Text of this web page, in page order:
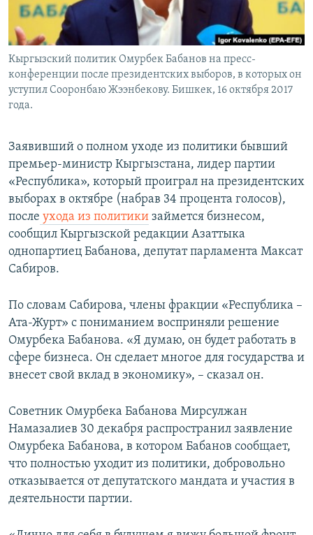
Кыргызский политик Омурбек Бабанов на пресс-
конференции после президентских выборов, в которых он
уступил Сооронбаю Жээнбекову. Бишкек, 16 октября 2017
года.
Заявивший о полном уходе из политики бывший
премьер-министр Кыргызстана, лидер партии
«Республика», который проиграл на президентских
выборах в октябре (набрав 34 процента голосов),
после ухода из политики займется бизнесом,
сообщил Кыргызской редакции Азаттыка
однопартиец Бабанова, депутат парламента Максат
Сабиров.
По словам Сабирова, члены фракции «Республика –
Ата-Журт» с пониманием восприняли решение
Омурбека Бабанова. «Я думаю, он будет работать в
сфере бизнеса. Он сделает многое для государства и
внесет свой вклад в экономику», – сказал он.
Советник Омурбека Бабанова Мирсулжан
Намазалиев 30 декабря распространил заявление
Омурбека Бабанова, в котором Бабанов сообщает,
что полностью уходит из политики, добровольно
отказывается от депутатского мандата и участия в
деятельности партии.